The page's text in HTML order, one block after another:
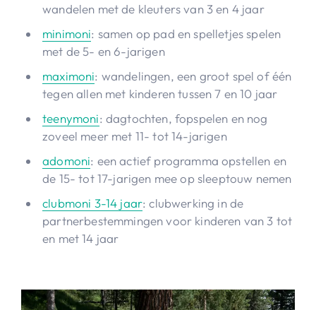
wandelen met de kleuters van 3 en 4 jaar
minimoni: samen op pad en spelletjes spelen
met de 5- en 6-jarigen
maximoni: wandelingen, een groot spel of één
tegen allen met kinderen tussen 7 en 10 jaar
teenymoni: dagtochten, fopspelen en nog
zoveel meer met 11- tot 14-jarigen
adomoni: een actief programma opstellen en
de 15- tot 17-jarigen mee op sleeptouw nemen
clubmoni 3-14 jaar: clubwerking in de
partnerbestemmingen voor kinderen van 3 tot
en met 14 jaar